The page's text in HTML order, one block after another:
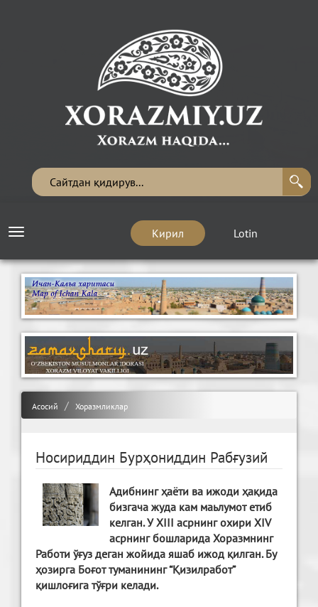
Кирил Lotin
Toggle
Асосий Хоразмликлар
Носириддин Бурҳониддин Рабғузий
Адибнинг ҳаёти ва ижоди ҳақида
бизгача жуда кам маьлумот етиб
келган. У XIII асрнинг охири ХIV
асрнинг бошларида Хоразмнинг
Работи ўғуз деган жойида яшаб ижод қилган. Бу
ҳозирга Боғот туманининг “Қизилработ”
қишлоғига тўғри келади.